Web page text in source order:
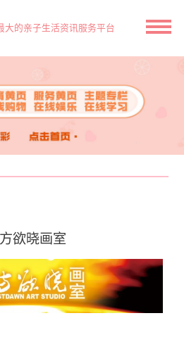
大的亲子生活资讯服务平台
欲晓画室